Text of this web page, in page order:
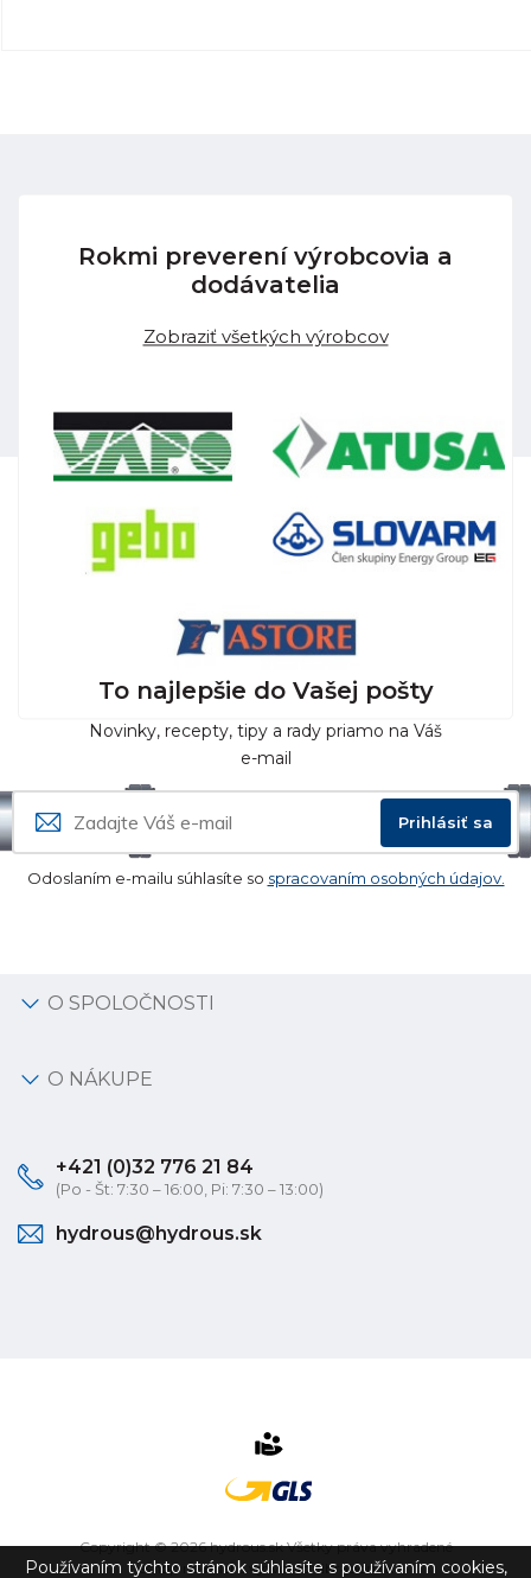
Rokmi preverení výrobcovia a
dodávatelia
Zobraziť všetkých výrobcov
To najlepšie do Vašej pošty
Novinky, recepty, tipy a rady priamo na Váš
e-mail
Prihlásiť sa
Odoslaním e-mailu súhlasíte so spracovaním osobných údajov.
O SPOLOČNOSTI
O NÁKUPE
+421 (0)32 776 21 84
(Po - Št: 7:30 – 16:00, Pi: 7:30 – 13:00)
hydrous@hydrous.sk
Copyright © 2026 hydrous.sk Všetky práva vyhradené
eshop na mieruvytvorilovibration.sk
Používaním týchto stránok súhlasíte s používaním cookies,